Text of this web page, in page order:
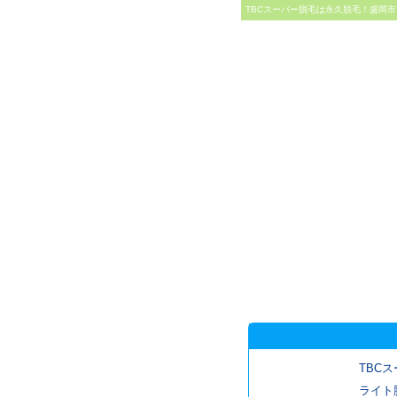
TBCスーパー脱毛は永久脱毛！盛岡
TBCス
ライト